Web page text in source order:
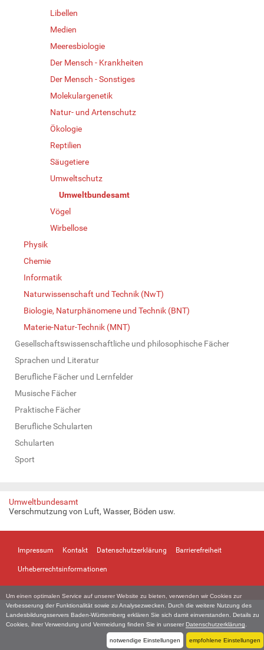
Um einen optimalen Service auf unserer Website zu bieten, verwenden wir Cookies zur
Verbesserung der Funktionalität sowie zu Analysezwecken. Durch die weitere Nutzung des
Landesbildungsservers Baden-Württemberg erklären Sie sich damit einverstanden. Details zu
Cookies, ihrer Verwendung und Vermeidung finden Sie in unserer Datenschutzerklärung
notwendige Einstellungen empfohlene Einstellungen
Libellen
Medien
Meeresbiologie
Der Mensch - Krankheiten
Der Mensch - Sonstiges
Molekulargenetik
Natur- und Artenschutz
Ökologie
Reptilien
Säugetiere
Umweltschutz
Umweltbundesamt
Vögel
Wirbellose
Physik
Chemie
Informatik
Naturwissenschaft und Technik (NwT)
Biologie, Naturphänomene und Technik (BNT)
Materie-Natur-Technik (MNT)
Gesellschaftswissenschaftliche und philosophische Fächer
Sprachen und Literatur
Berufliche Fächer und Lernfelder
Musische Fächer
Praktische Fächer
Berufliche Schularten
Schularten
Sport
Umweltbundesamt
Verschmutzung von Luft, Wasser, Böden usw.
Impressum Kontakt Datenschutzerklärung Barrierefreiheit
Urheberrechtsinformationen